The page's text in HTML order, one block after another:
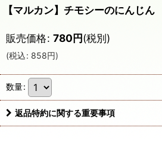
【マルカン】チモシーのにんじん
販売価格: 780円(税別)
(税込: 858円)
数量:
返品特約に関する重要事項